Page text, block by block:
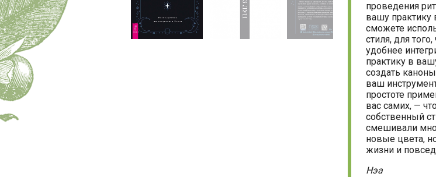
проведения
вашу
сможете
стиля, для
удобнее
практику в
создать
ваш
простоте
вас самих, —
собственный
смешивали
новые цвета,
жизни и
Нэа